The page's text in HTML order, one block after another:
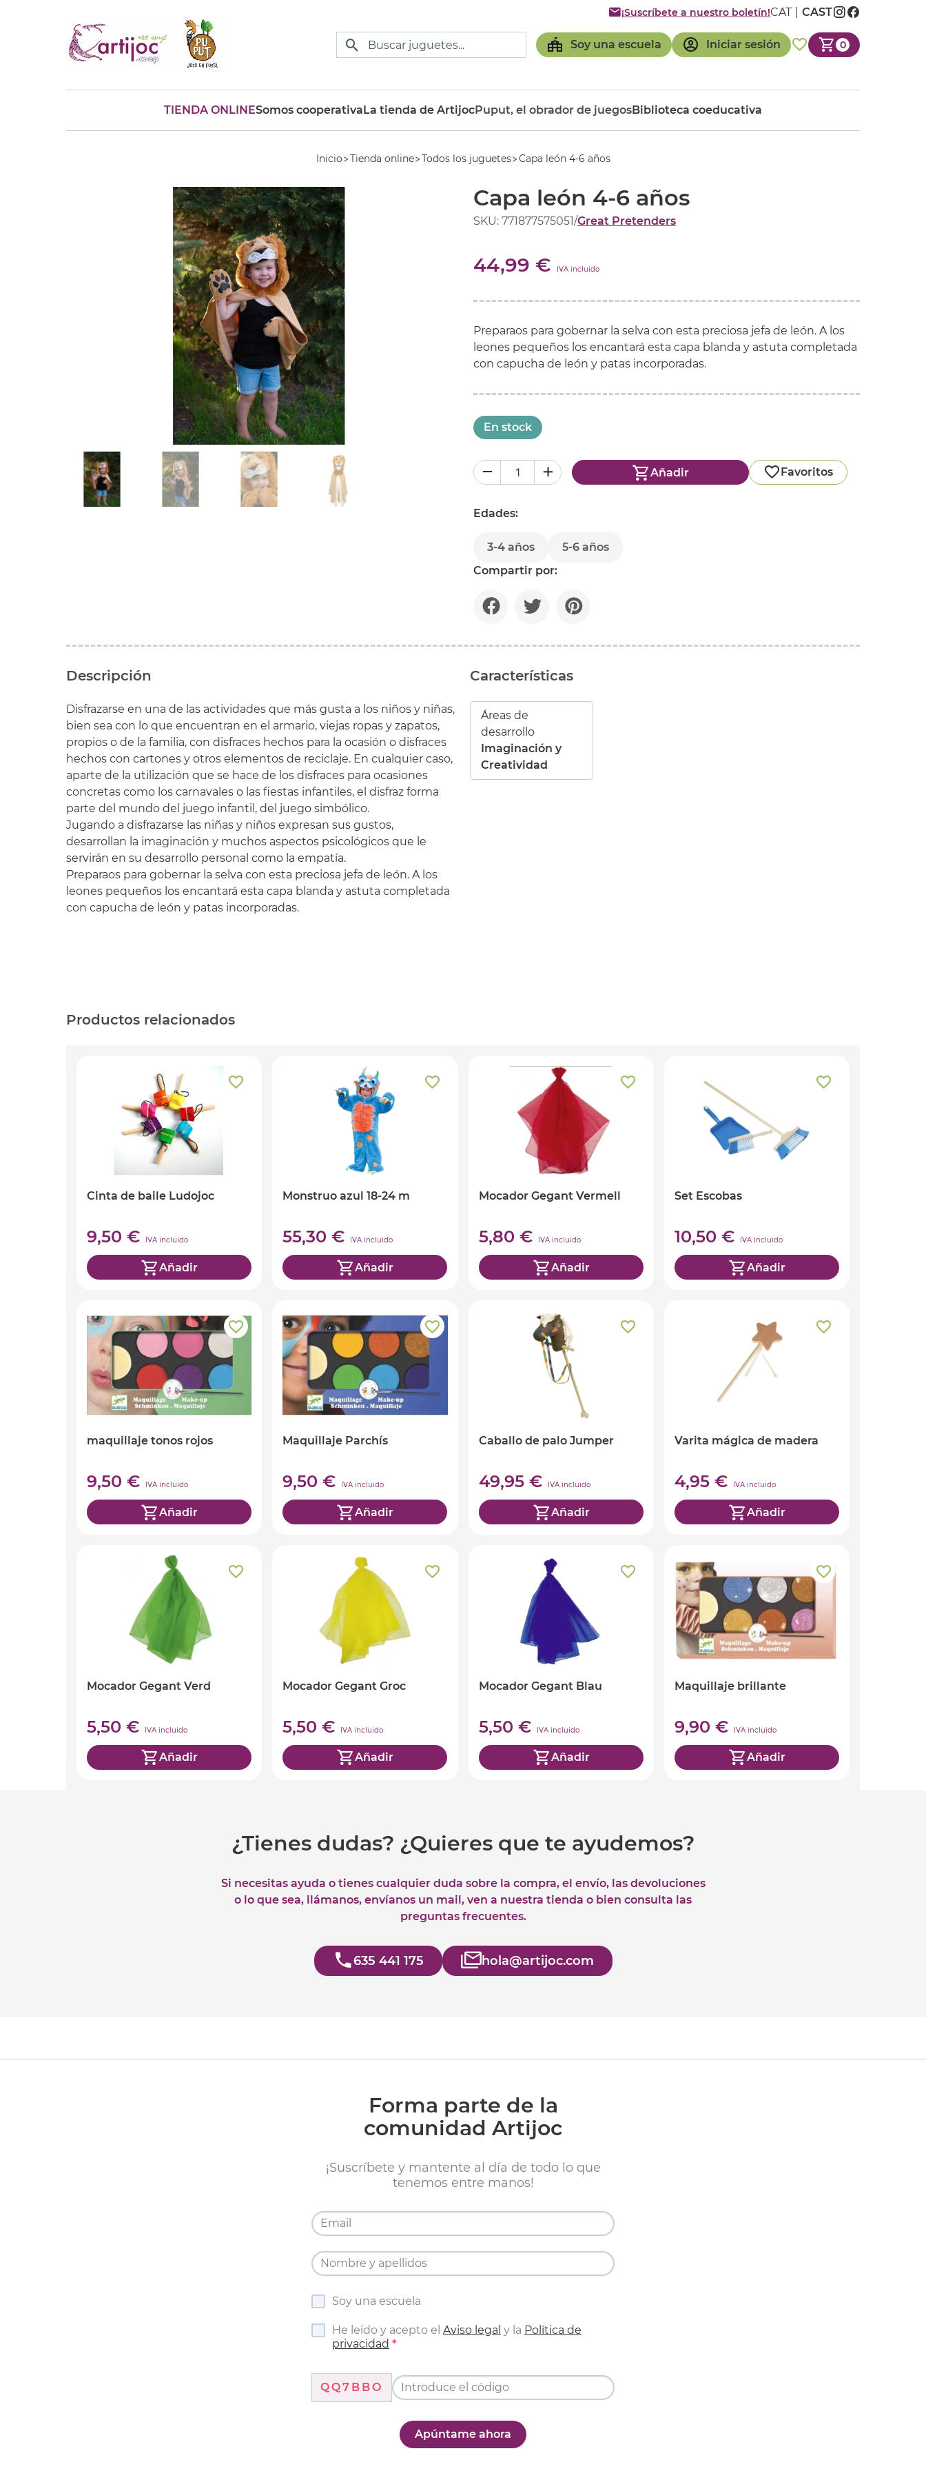
Botella
Soy una escuela Iniciar sesión 0
¡Suscríbete a nuestro boletín!CAT CAST
TIENDA ONLINESomos cooperativaLa tienda de ArtijocPuput, el obrador de juegosBiblioteca coeducativa
Inicio Tienda online Todos los juguetes Capa león 4-6 años
Capa león 4-6 años
SKU: 771877575051/Great Pretenders
44,99 € IVA incluido
Preparaos para gobernar la selva con esta preciosa jefa de león. A los
leones pequeños los encantará esta capa blanda y astuta completada
con capucha de león y patas incorporadas.
En stock
Añadir Favoritos
Edades:
3-4 años
5-6 años
Compartir por:
Descripción
Disfrazarse en una de las actividades que más gusta a los niños y niñas,
bien sea con lo que encuentran en el armario, viejas ropas y zapatos,
propios o de la familia, con disfraces hechos para la ocasión o disfraces
hechos con cartones y otros elementos de reciclaje. En cualquier caso,
aparte de la utilización que se hace de los disfraces para ocasiones
concretas como los carnavales o las fiestas infantiles, el disfraz forma
parte del mundo del juego infantil, del juego simbólico.
Jugando a disfrazarse las niñas y niños expresan sus gustos,
desarrollan la imaginación y muchos aspectos psicológicos que le
servirán en su desarrollo personal como la empatía.
Preparaos para gobernar la selva con esta preciosa jefa de león. A los
leones pequeños los encantará esta capa blanda y astuta completada
con capucha de león y patas incorporadas.
Características
Áreas de
desarrollo
Imaginación y
Creatividad
Productos relacionados
Cinta de baile Ludojoc
9,50 € IVA incluido
Añadir
Monstruo azul 18-24 m
55,30 € IVA incluido
Añadir
Mocador Gegant Vermell
5,80 € IVA incluido
Añadir
Set Escobas
10,50 € IVA incluido
Añadir
maquillaje tonos rojos
9,50 € IVA incluido
Añadir
Maquillaje Parchís
9,50 € IVA incluido
Añadir
Caballo de palo Jumper
49,95 € IVA incluido
Añadir
Varita mágica de madera
4,95 € IVA incluido
Añadir
Mocador Gegant Verd
5,50 € IVA incluido
Añadir
Mocador Gegant Groc
5,50 € IVA incluido
Añadir
Mocador Gegant Blau
5,50 € IVA incluido
Añadir
Maquillaje brillante
9,90 € IVA incluido
Añadir
¿Tienes dudas? ¿Quieres que te ayudemos?
Si necesitas ayuda o tienes cualquier duda sobre la compra, el envío, las devoluciones
o lo que sea, llámanos, envíanos un mail, ven a nuestra tienda o bien consulta las
preguntas frecuentes.
635 441 175 hola@artijoc.com
Forma parte de la
comunidad Artijoc
¡Suscríbete y mantente al día de todo lo que
tenemos entre manos!
Soy una escuela
He leído y acepto el Aviso legal y la Política de
privacidad
QQ7BBO
Apúntame ahora